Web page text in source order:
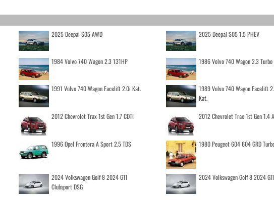
2025 Deepal S05 AWD 2025 Deepal S05 1.5 PHEV
1984 Volvo 740 Wagon 2.3 131HP 1986 Volvo 740 Wagon 2.3
1991 Volvo 740 Wagon Facelift 2.0i Kat.
1989 Volvo 740 Wagon Facelift
Kat.
2012 Chevrolet Trax 1st Gen 1.7 CDTI 2012 Chevrolet Trax 1st Gen 1.4
1996 Opel Frontera A Sport 2.5 TDS 1980 Peugeot 604 604 GRD
2024 Volkswagen Golf 8 2024 GTI
Clubsport DSG
2024 Volkswagen Golf 8 2024